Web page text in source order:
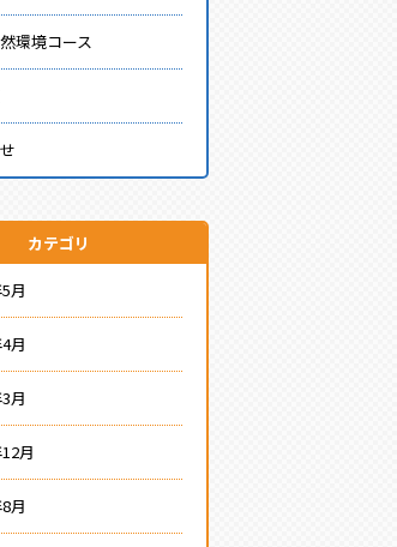
環境コース
カテゴリ
月
月
月
月
月